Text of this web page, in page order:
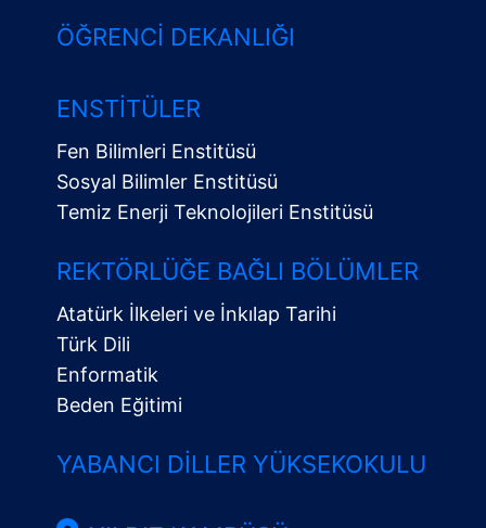
Menü
ÖĞRENCI DEKANLIĞI
ENSTITÜLER
Fen Bilimleri Enstitüsü
Sosyal Bilimler Enstitüsü
Temiz Enerji Teknolojileri Enstitüsü
REKTÖRLÜĞE BAĞLI BÖLÜMLER
Atatürk İlkeleri ve İnkılap Tarihi
Türk Dili
Enformatik
Beden Eğitimi
YABANCI DILLER YÜKSEKOKULU